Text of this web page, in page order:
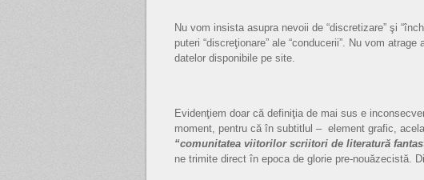
Nu vom insista asupra nevoii de “discretizare” şi
puteri “discreţionare” ale “conducerii”. Nu vom atrage
datelor disponibile pe site.
Evidenţiem doar că definiţia de mai sus e
moment, pentru că în subtitlul – element grafic,
“comunitatea viitorilor scriitori de literatură
ne trimite direct în epoca de glorie pre-nouăzecistă.